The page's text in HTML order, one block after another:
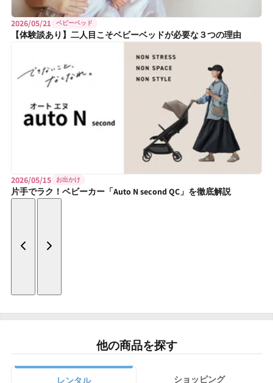
2026/05/21 ベビーベッド
【体験談あり】二人目こそベビーベッドが必要な３つの理由
2026/05/15 お出かけ
片手でラク！ベビーカー「Auto N second QC」を徹底解説
他の商品を探す
レンタル ショッピング